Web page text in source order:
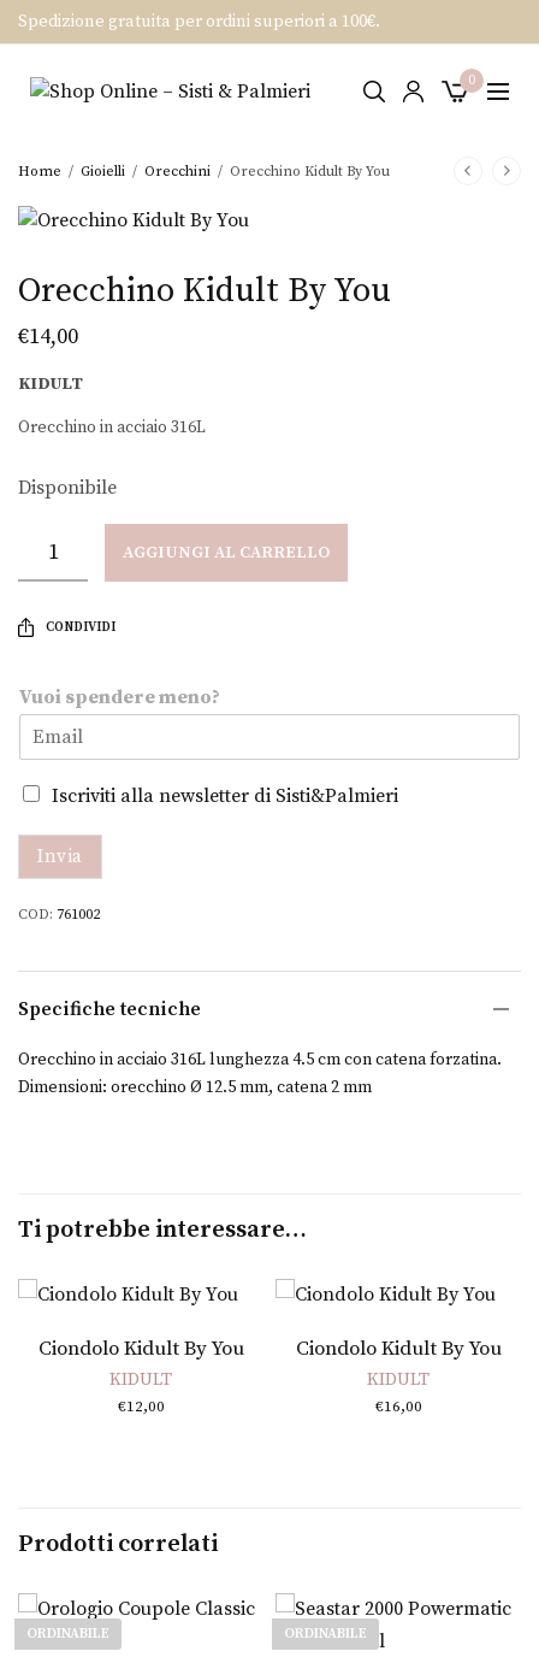
Spedizione gratuita per ordini superiori a 100€.
0
Home / Gioielli / Orecchini / Orecchino Kidult By You
Orecchino Kidult By You
€14,00
KIDULT
Orecchino in acciaio 316L
Disponibile
AGGIUNGI AL CARRELLO
CONDIVIDI
s
p
n
d
e
r
m
n
?
V
u
o
i
Vuoi spendere meno?
Iscriviti alla newsletter di Sisti&Palmieri
Invia
COD: 761002
Specifiche tecniche
Orecchino in acciaio 316L lunghezza 4.5 cm con catena forzatina.
Dimensioni: orecchino Ø 12.5 mm, catena 2 mm
Ti potrebbe interessare…
Aggiungi al carrello
Ciondolo Kidult By You
KIDULT
€12,00
Aggiungi al carrello
Ciondolo Kidult By You
KIDULT
€16,00
Prodotti correlati
ORDINABILE ORDINABILE